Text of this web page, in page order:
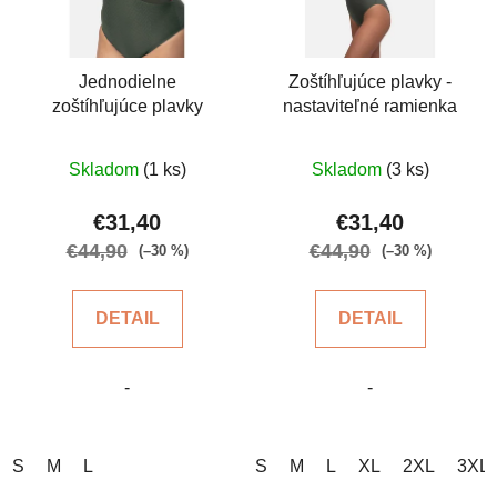
Jednodielne
zoštíhľujúce plavky
hodnotenie
produktu
5
Skladom (1 ks)
€31,40
€44,90 (–30 %)
DETAIL
-
S M L
Zoštíhľujúce plavky -
nastaviteľné ramienka
hodnotenie
produktu
5
Skladom (3 ks)
€31,40
€44,90 (–30 %)
DETAIL
-
S M L XL 2XL 3XL